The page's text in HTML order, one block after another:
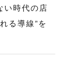
い時代の店
る導線”を